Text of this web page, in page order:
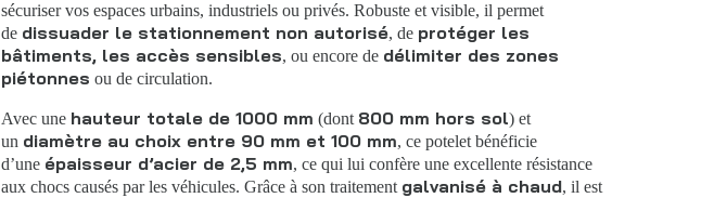
sécuriser vos espaces urbains, industriels ou privés. Robuste et visible, il permet
de dissuader le stationnement non autorisé, de protéger les
bâtiments, les accès sensibles, ou encore de délimiter des zones
piétonnes ou de circulation.
Avec une hauteur totale de 1000 mm (dont 800 mm hors sol) et
un diamètre au choix entre 90 mm et 100 mm, ce potelet bénéficie
d’une épaisseur d’acier de 2,5 mm, ce qui lui confère une excellente résistance
aux chocs causés par les véhicules. Grâce à son traitement galvanisé à chaud, il est